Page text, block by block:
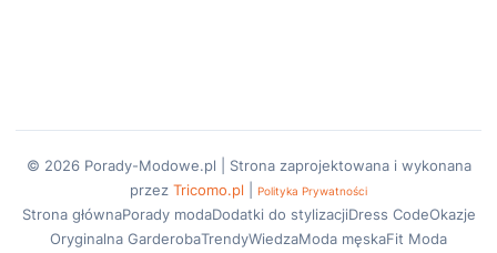
© 2026 Porady-Modowe.pl | Strona zaprojektowana i wykonana
przez Tricomo.pl Polityka Prywatności
Strona głównaPorady modaDodatki do stylizacjiDress CodeOkazje
Oryginalna GarderobaTrendyWiedzaModa męskaFit Moda